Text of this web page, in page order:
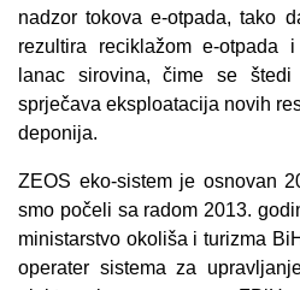
nadzor tokova e-otpada, tako
rezultira reciklažom e-otpada
lanac sirovina, čime se
sprječava eksploatacija novih
deponija.
ZEOS eko-sistem je osnovan
smo počeli sa radom 2013.
ministarstvo okoliša i turizma
operater sistema za